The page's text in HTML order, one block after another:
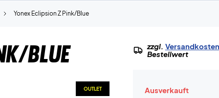
Yonex Eclipsion Z Pink/Blue
Blue
OUTLET
zzgl. Versandkosten
Bestellwert
Ausverkauft